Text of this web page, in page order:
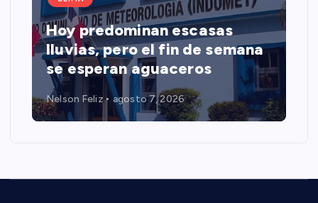
Hoy predominan escasas
lluvias, pero el fin de semana
se esperan aguaceros
Nelson Feliz agosto 7, 2026